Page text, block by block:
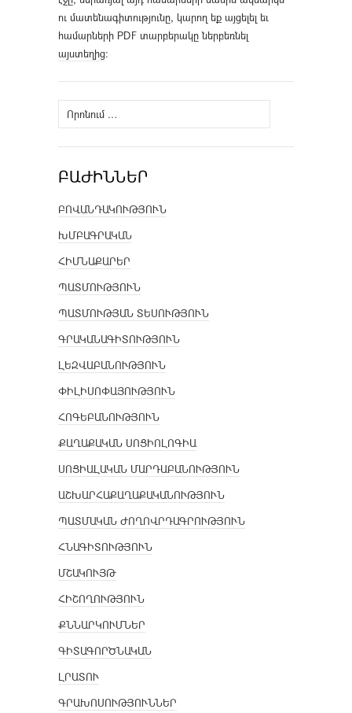
ու մատենագիտությունը, կարող եք այցելել եւ
համարների PDF տարբերակը ներբեռնել
այստեղից։
Որոնել՝
ԲԱԺԻՆՆԵՐ
ԲՈՎԱՆԴԱԿՈՒԹՅՈՒՆ
ԽՄԲԱԳՐԱԿԱՆ
ՀԻՄՆԱՔԱՐԵՐ
ՊԱՏՄՈՒԹՅՈՒՆ
ՊԱՏՄՈՒԹՅԱՆ ՏԵՍՈՒԹՅՈՒՆ
ԳՐԱԿԱՆԱԳԻՏՈՒԹՅՈՒՆ
ԼԵԶՎԱԲԱՆՈՒԹՅՈՒՆ
ՓԻԼԻՍՈՓԱՅՈՒԹՅՈՒՆ
ՀՈԳԵԲԱՆՈՒԹՅՈՒՆ
ՔԱՂԱՔԱԿԱՆ ՍՈՑԻՈԼՈԳԻԱ
ՍՈՑԻԱԼԱԿԱՆ ՄԱՐԴԱԲԱՆՈՒԹՅՈՒՆ
ԱՇԽԱՐՀԱՔԱՂԱՔԱԿԱՆՈՒԹՅՈՒՆ
ՊԱՏՄԱԿԱՆ ԺՈՂՈՎՐԴԱԳՐՈՒԹՅՈՒՆ
ՀՆԱԳԻՏՈՒԹՅՈՒՆ
ՄՇԱԿՈՒՅԹ
ՀԻՇՈՂՈՒԹՅՈՒՆ
ՔՆՆԱՐԿՈՒՄՆԵՐ
ԳԻՏԱԳՈՐԾՆԱԿԱՆ
ԼՐԱՏՈՒ
ԳՐԱԽՈՍՈՒԹՅՈՒՆՆԵՐ